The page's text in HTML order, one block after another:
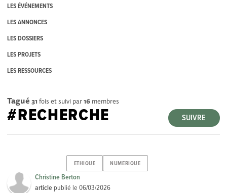
LES ÉVÉNEMENTS
LES ANNONCES
LES DOSSIERS
LES PROJETS
LES RESSOURCES
Tagué 31 fois et suivi par16 membres
SUIVRE
#RECHERCHE
ETHIQUE NUMERIQUE
Christine Berton
article publié le06/03/2026